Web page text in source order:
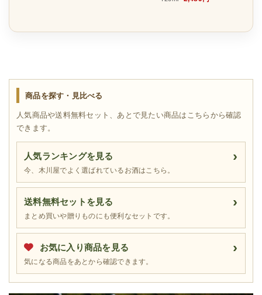
商品を探す・見比べる
人気商品や送料無料セット、あとで見たい商品はこちらから確認
できます。
人気ランキングを見る
今、木川屋でよく選ばれているお酒はこちら。
送料無料セットを見る
まとめ買いや贈りものにも便利なセットです。
お気に入り商品を見る
気になる商品をあとから確認できます。